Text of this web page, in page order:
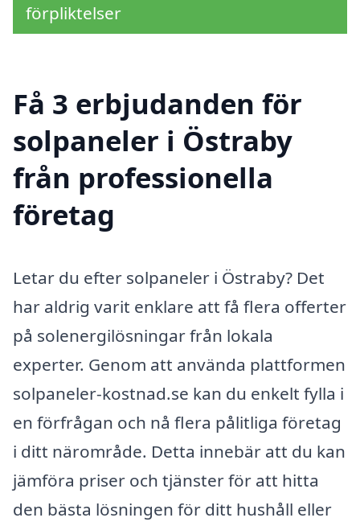
förpliktelser
Få 3 erbjudanden för
solpaneler i Östraby
från professionella
företag
Letar du efter solpaneler i Östraby? Det
har aldrig varit enklare att få flera offerter
på solenergilösningar från lokala
experter. Genom att använda plattformen
solpaneler-kostnad.se kan du enkelt fylla i
en förfrågan och nå flera pålitliga företag
i ditt närområde. Detta innebär att du kan
jämföra priser och tjänster för att hitta
den bästa lösningen för ditt hushåll eller